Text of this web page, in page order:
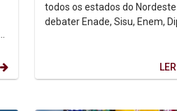
todos os estados do
debater Enade, Sisu, Enem,